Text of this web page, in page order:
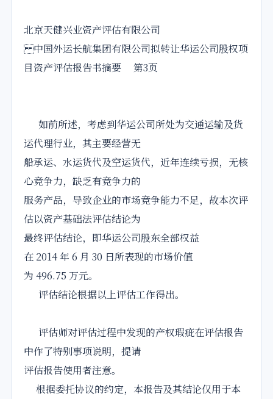
北京天健兴业资产评估有限公司
中国外运长航集团有限公司拟转让华运公司股权项
目资产评估报告书摘要 第3页
如前所述，考虑到华运公司所处为交通运输及货
运代理行业，其主要经营无
船承运、水运货代及空运货代，近年连续亏损，无核
心竞争力，缺乏有竞争力的
服务产品，导致企业的市场竞争能力不足，故本次评
估以资产基础法评估结论为
最终评估结论，即华运公司股东全部权益
在 2014 年 6 月 30 日所表现的市场价值
为 496.75 万元。
评估结论根据以上评估工作得出。
评估师对评估过程中发现的产权瑕疵在评估报告
中作了特别事项说明，提请
评估报告使用者注意。
根据委托协议的约定，本报告及其结论仅用于本